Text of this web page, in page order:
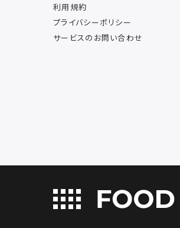
利用規約
プライバシーポリシー
サービスのお問い合わせ